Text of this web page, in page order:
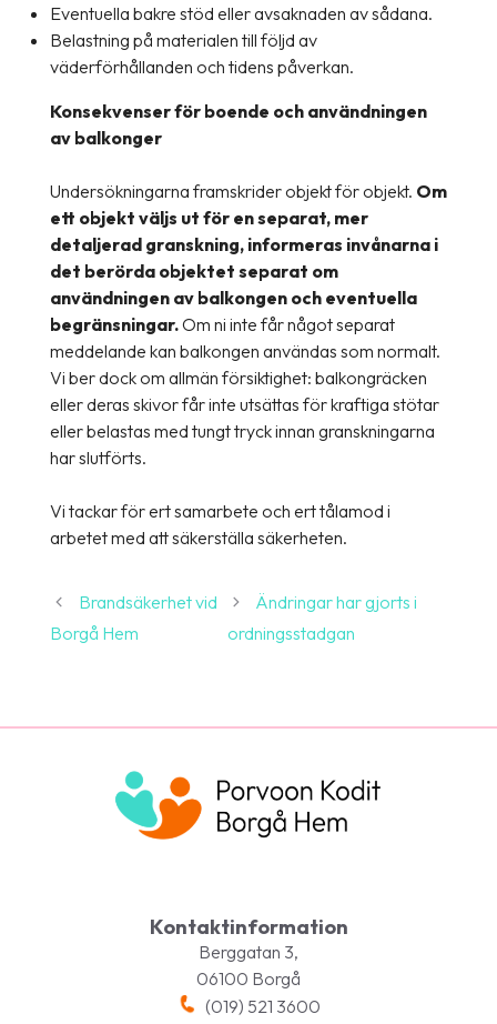
Eventuella bakre stöd eller avsaknaden av sådana.
Belastning på materialen till följd av
väderförhållanden och tidens påverkan.
Konsekvenser för boende och användningen
av balkonger
Undersökningarna framskrider objekt för objekt. Om
ett objekt väljs ut för en separat, mer
detaljerad granskning, informeras invånarna i
det berörda objektet separat om
användningen av balkongen och eventuella
begränsningar.Om ni inte får något separat
meddelande kan balkongen användas som normalt.
Vi ber dock om allmän försiktighet: balkongräcken
eller deras skivor får inte utsättas för kraftiga stötar
eller belastas med tungt tryck innan granskningarna
har slutförts.
Vi tackar för ert samarbete och ert tålamod i
arbetet med att säkerställa säkerheten.
Brandsäkerhet vid
Borgå Hem
Ändringar har gjorts i
ordningsstadgan
Kontaktinformation
Berggatan 3,
06100 Borgå
(019) 521 3600